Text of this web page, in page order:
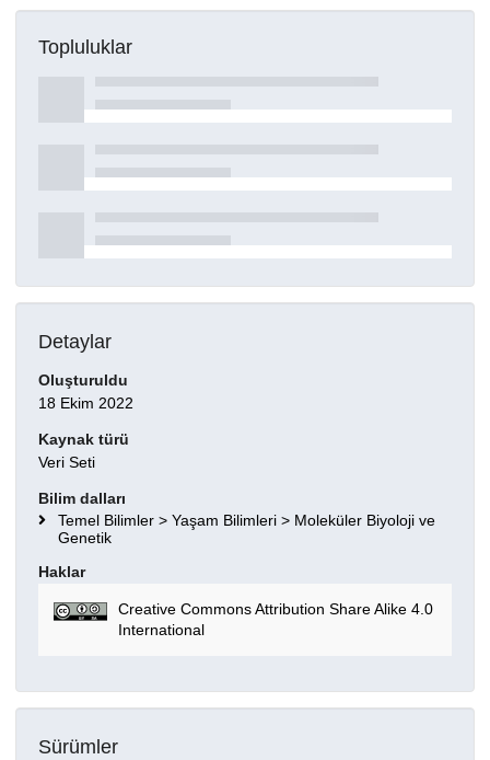
Topluluklar
Detaylar
Oluşturuldu
18 Ekim 2022
Kaynak türü
Veri Seti
Bilim dalları
Temel Bilimler > Yaşam Bilimleri > Moleküler Biyoloji ve
Genetik
Haklar
Creative Commons Attribution Share Alike 4.0
International
Sürümler